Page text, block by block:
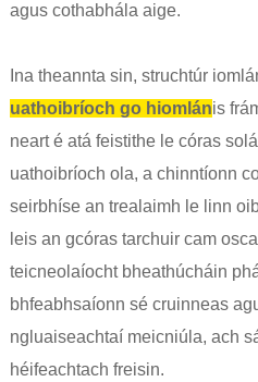
agus cothabhála aige.
Ina theannta sin, struchtúr
uathoibríoch go hiomlánis
neart é atá feistithe le córas
uathoibríoch ola, a chinntíonn
seirbhíse an trealaimh le linn
leis an gcóras tarchuir cam
teicneolaíocht bheathúcháin
bhfeabhsaíonn sé cruinneas
ngluaiseachtaí meicniúla, ach
héifeachtach freisin.